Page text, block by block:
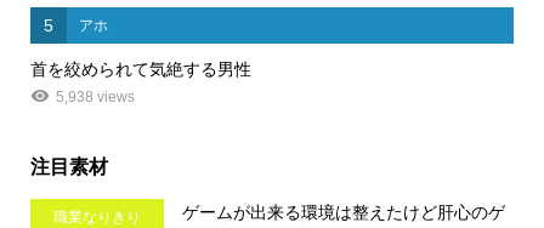
5 アホ
首を絞められて気絶する男性
5,938 views
注目素材
職業なりきり
ゲームが出来る環境は整えたけど肝心のゲ